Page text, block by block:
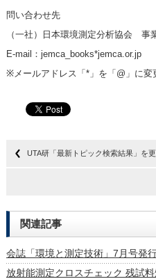
問い合わせ先
（一社）日本環境測定分析協会 事
E-mail：jemca_books*jemca.or.jp
※メールアドレス「*」を「@」に変
UTA研「最新トピック検索結果」を
関連記事
会誌「環境と測定技術」7月号発
放射能測定クロスチェック 残試